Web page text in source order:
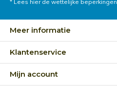
* Lees hier de wettelijke beperkingen
Meer informatie
Klantenservice
Mijn account